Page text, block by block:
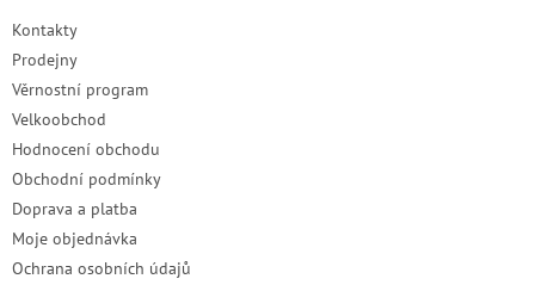
Kontakty
Prodejny
Věrnostní program
Velkoobchod
Hodnocení obchodu
Obchodní podmínky
Doprava a platba
Moje objednávka
Ochrana osobních údajů